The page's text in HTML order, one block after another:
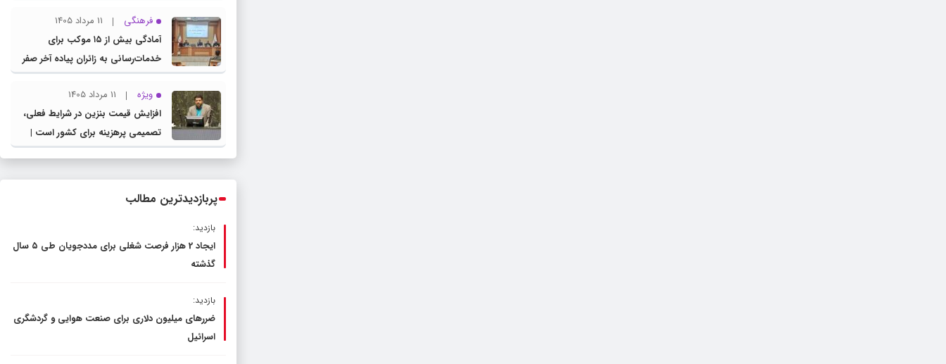
در نشست مشترک عضو کمیسیون
آموزش مجلس با مدیرکل آموزش و
پرورش خراسان رضوی
فرهنگی
11 مرداد 1405
آمادگی بیش از ۱۵ موکب برای
خدمات‌رسانی به زائران پیاده آخر صفر
در شهرستان چناران
ویژه
11 مرداد 1405
افزایش قیمت بنزین در شرایط فعلی،
تصمیمی پرهزینه برای کشور است |
دولت، قاچاق سوخت و عوامل اصلی
پربازدیدترین مطالب
بازدید:
ایجاد 2 هزار فرصت شغلی برای مددجویان طی ۵ سال
گذشته
بازدید:
ضررهای میلیون دلاری برای صنعت هوایی و گردشگری
اسرائیل